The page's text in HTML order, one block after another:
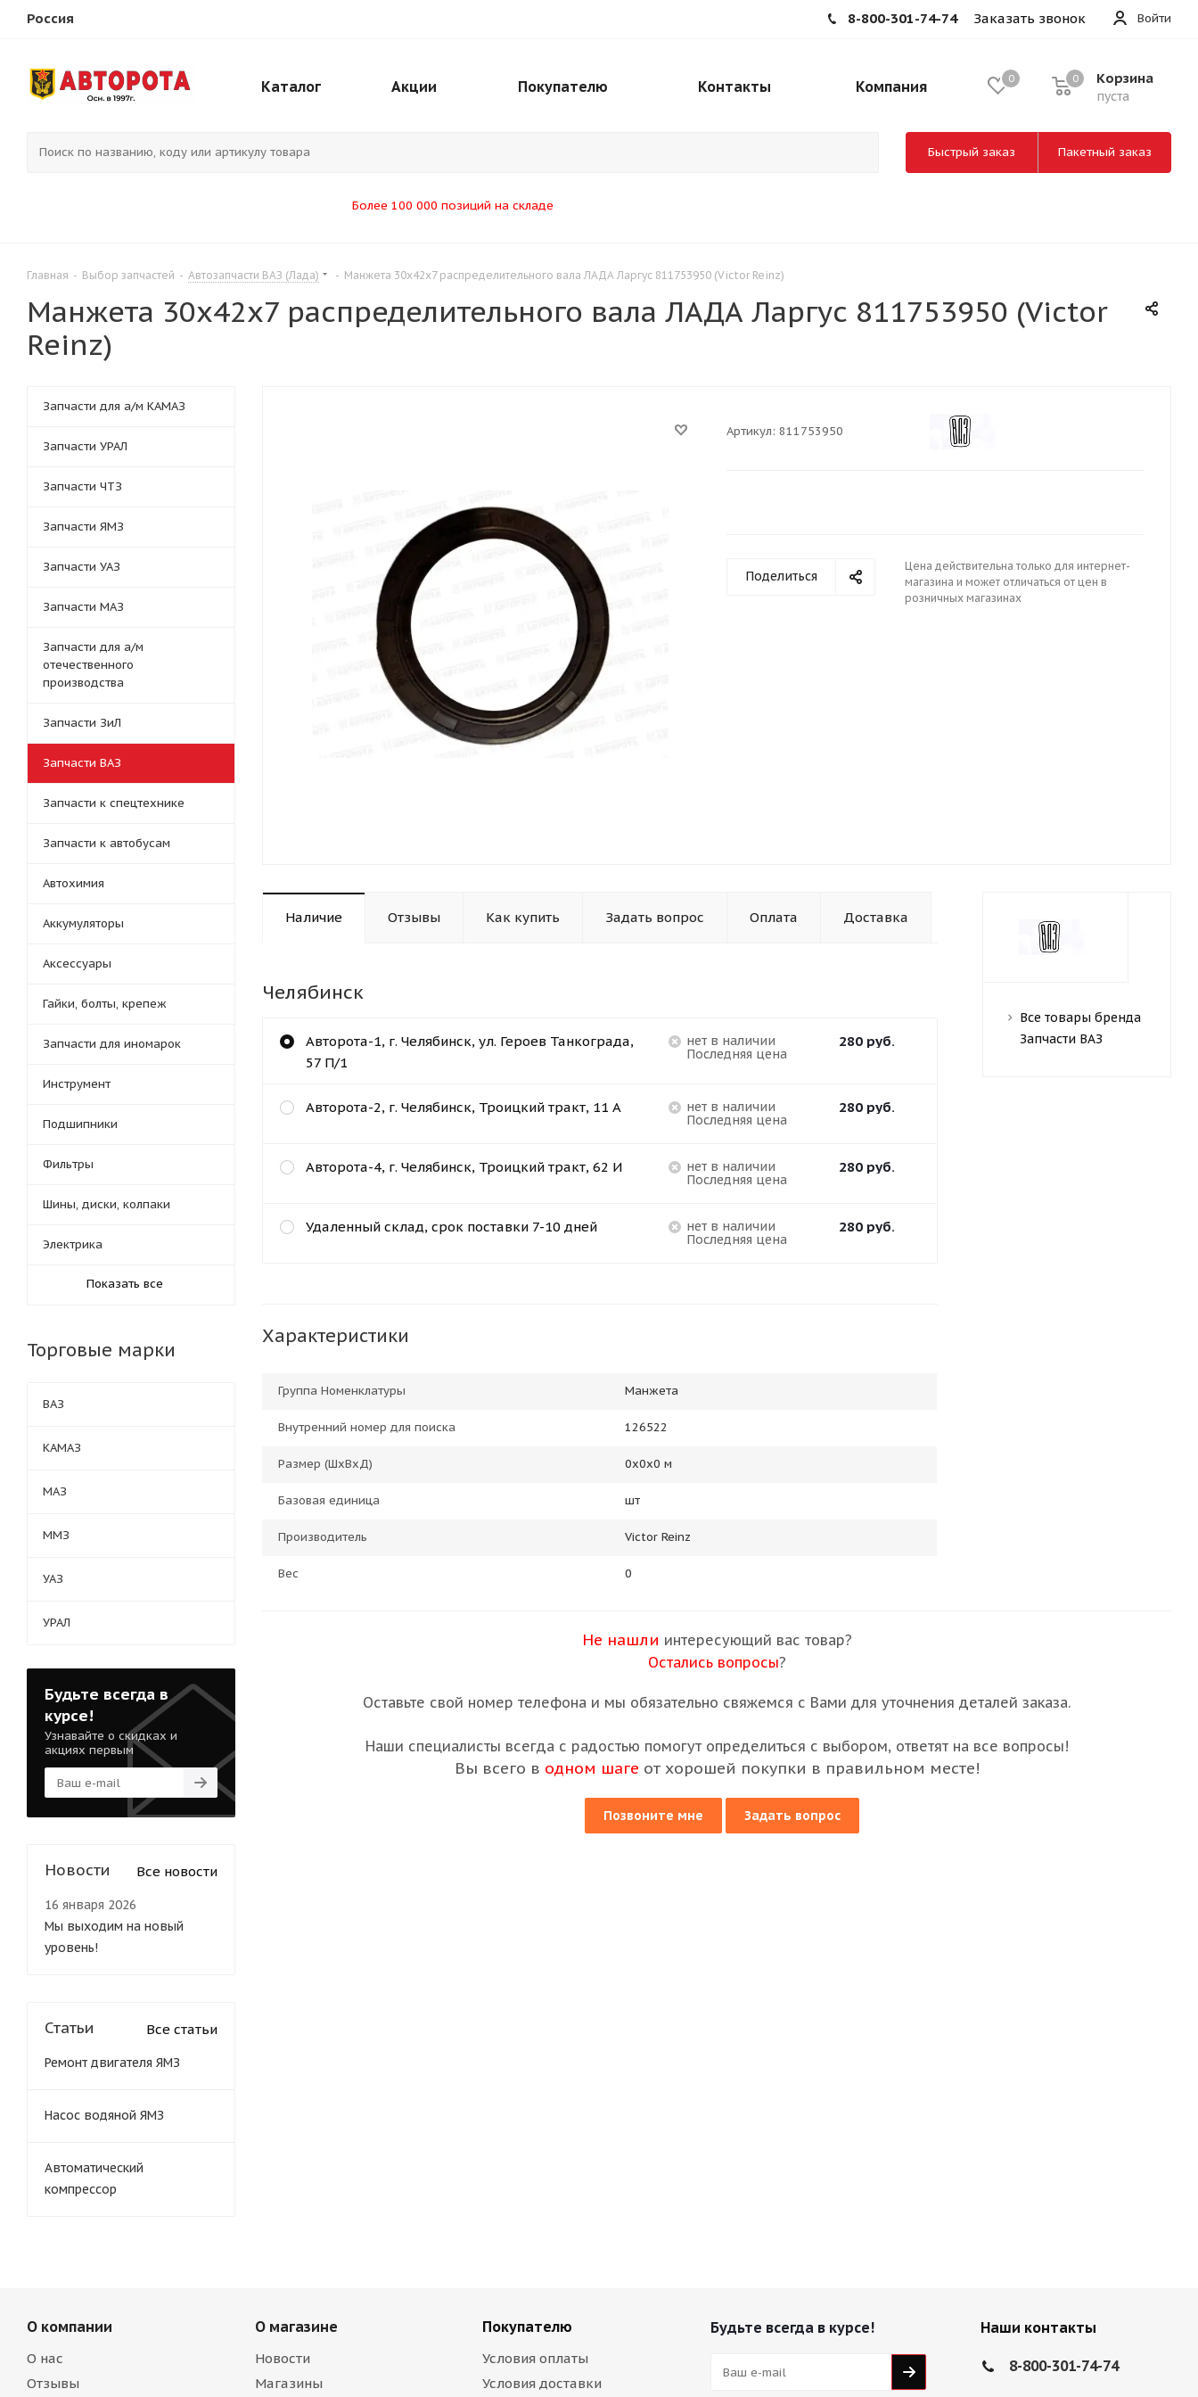
Россия Войти
8-800-301-74-74 Заказать звонок
0 Корзина
пуста
0
Каталог Акции Покупателю Контакты Компания
Более 100 000 позиций на складе
Быстрый заказ Пакетный заказ
Главная - Выбор запчастей - Автозапчасти ВАЗ (Лада) - Манжета 30х42х7 распределительного вала ЛАДА Ларгус 811753950 (Victor Reinz)
Манжета 30х42х7 распределительного вала ЛАДА Ларгус 811753950 (Victor
Reinz)
Артикул: 811753950
Поделиться
Цена действительна только для интернет-
магазина и может отличаться от цен в
розничных магазинах
Наличие Отзывы Как купить Задать вопрос Оплата Доставка
Челябинск
Нет в наличии
Последняя цена
280руб.
Авторота-1, г. Челябинск, ул. Героев Танкограда,
57 П/1
Нет в наличии
Последняя цена
280руб.
Авторота-2, г. Челябинск, Троицкий тракт, 11 А
Нет в наличии
Последняя цена
280руб.
Авторота-4, г. Челябинск, Троицкий тракт, 62 И
Нет в наличии
Последняя цена
280руб.
Удаленный склад, срок поставки 7-10 дней
Характеристики
Группа Номенклатуры Манжета
Внутренний номер для поиска 126522
Размер (ШхВхД) 0х0х0 м
Базовая единица шт
Производитель Victor Reinz
Вес 0
Все товары бренда
Запчасти ВАЗ
Не нашли интересующий вас товар?
Остались вопросы?
Оставьте свой номер телефона и мы обязательно свяжемся с Вами для уточнения деталей заказа.
Наши специалисты всегда с радостью помогут определиться с выбором, ответят на все вопросы!
Вы всего в одном шаге от хорошей покупки в правильном месте!
Позвоните мне Задать вопрос
Запчасти для а/м КАМАЗ
Запчасти УРАЛ
Запчасти ЧТЗ
Запчасти ЯМЗ
Запчасти УАЗ
Запчасти МАЗ
Запчасти для а/м
отечественного
производства
Запчасти ЗиЛ
Запчасти ВАЗ
Запчасти к спецтехнике
Запчасти к автобусам
Автохимия
Аккумуляторы
Аксессуары
Гайки, болты, крепеж
Запчасти для иномарок
Инструмент
Подшипники
Фильтры
Шины, диски, колпаки
Электрика
Показать все
Торговые марки
ВАЗ
КАМАЗ
МАЗ
ММЗ
УАЗ
УРАЛ
Будьте всегда в
курсе!
Узнавайте о скидках и
акциях первым
Новости Все новости
16 января 2026
Мы выходим на новый
уровень!
Статьи Все статьи
Ремонт двигателя ЯМЗ
Насос водяной ЯМЗ
Автоматический
компрессор
О компании
О нас
Отзывы
О магазине
Новости
Магазины
Покупателю
Условия оплаты
Условия доставки
Будьте всегда в курсе! Наши контакты
8-800-301-74-74